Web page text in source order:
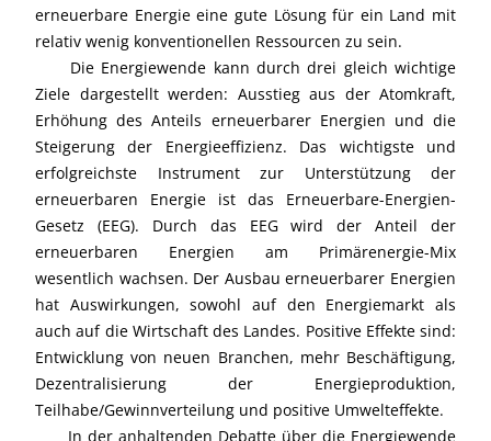
erneuerbare Energie eine gute Lösung für ein Land mit
relativ wenig konventionellen Ressourcen zu sein.
Die Energiewende kann durch drei gleich wichtige
Ziele dargestellt werden: Ausstieg aus der Atomkraft,
Erhöhung des Anteils erneuerbarer Energien und die
Steigerung der Energieeffizienz. Das wichtigste und
erfolgreichste Instrument zur Unterstützung der
erneuerbaren Energie ist das Erneuerbare-Energien-
Gesetz (EEG). Durch das EEG wird der Anteil der
erneuerbaren Energien am Primärenergie-Mix
wesentlich wachsen. Der Ausbau erneuerbarer Energien
hat Auswirkungen, sowohl auf den Energiemarkt als
auch auf die Wirtschaft des Landes. Positive Effekte sind:
Entwicklung von neuen Branchen, mehr Beschäftigung,
Dezentralisierung der Energieproduktion,
Teilhabe/Gewinnverteilung und positive Umwelteffekte.
In der anhaltenden Debatte über die Energiewende